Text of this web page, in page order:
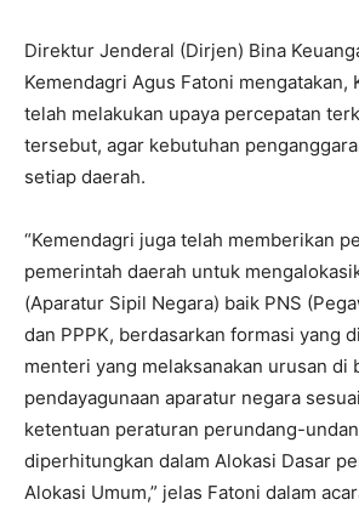
Direktur Jenderal (Dirjen) Bina
Kemendagri Agus Fatoni mengatakan,
telah melakukan upaya percepatan
tersebut, agar kebutuhan
setiap daerah.
“Kemendagri juga telah memberikan
pemerintah daerah untuk
(Aparatur Sipil Negara) baik PNS
dan PPPK, berdasarkan formasi yang
menteri yang melaksanakan urusan di
pendayagunaan aparatur negara
ketentuan peraturan perundang-
diperhitungkan dalam Alokasi Dasar
Alokasi Umum,” jelas Fatoni dalam